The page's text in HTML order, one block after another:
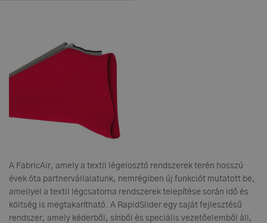
A FabricAir, amely a textil légelosztó rendszerek terén hosszú
évek óta partnervállalatunk, nemrégiben új funkciót mutatott be,
amellyel a textil légcsatorna rendszerek telepítése során idő és
költség is megtakarítható. A RapidSlider egy saját fejlesztésű
rendszer, amely kéderből, sínből és speciális vezetőelemből áll,